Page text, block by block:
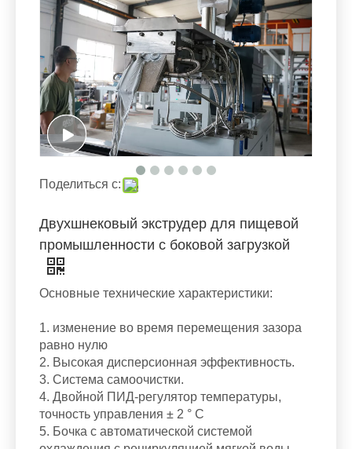
Поделиться с:
Двухшнековый экструдер для пищевой
промышленности с боковой загрузкой
Основные технические характеристики:
1. изменение во время перемещения зазора
равно нулю
2. Высокая дисперсионная эффективность.
3. Система самоочистки.
4. Двойной ПИД-регулятор температуры,
точность управления ± 2 ° C
5. Бочка с автоматической системой